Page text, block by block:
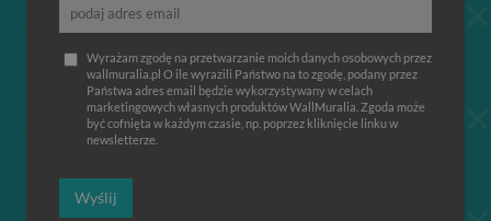
Wyrażam zgodę na przetwarzanie moich danych osobowych przez
wallmuralia.pl O ile wyrazili Państwo na to zgodę, podany przez
Państwa adres email będzie wykorzystywany w celach
marketingowych własnych produktów WallMuralia. Zgoda może
być cofnięta w każdym czasie, np. poprzez kliknięcie linku w
newsletterze.
Wyślij